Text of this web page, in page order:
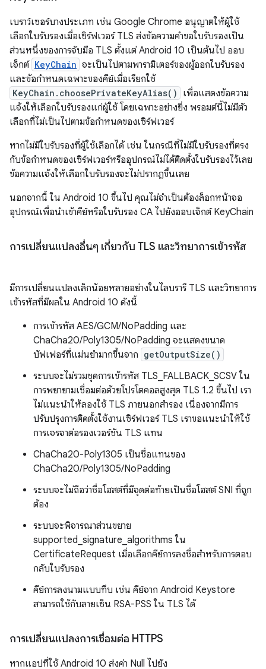
เบราว์เซอร์บางประเภท เช่น Google Chrome อนุญาตให้ผู้ใช้
เลือกใบรับรองเมื่อเซิร์ฟเวอร์ TLS ส่งข้อความคำขอใบรับรองเป็น
ส่วนหนึ่งของการจับมือ TLS ตั้งแต่ Android 10 เป็นต้นไป ออบ
เจ็กต์ KeyChain จะเป็นไปตามพารามิเตอร์ของผู้ออกใบรับรอง
และข้อกำหนดเฉพาะของคีย์เมื่อเรียกใช้
KeyChain.choosePrivateKeyAlias()
เพื่อแสดงข้อความ
แจ้งให้เลือกใบรับรองแก่ผู้ใช้ โดยเฉพาะอย่างยิ่ง พรอมต์นี้ไม่มีตัว
เลือกที่ไม่เป็นไปตามข้อกำหนดของเซิร์ฟเวอร์
หากไม่มีใบรับรองที่ผู้ใช้เลือกได้ เช่น ในกรณีที่ไม่มีใบรับรองที่ตรง
กับข้อกำหนดของเซิร์ฟเวอร์หรืออุปกรณ์ไม่ได้ติดตั้งใบรับรองไว้เลย
ข้อความแจ้งให้เลือกใบรับรองจะไม่ปรากฏขึ้นเลย
นอกจากนี้ ใน Android 10 ขึ้นไป คุณไม่จำเป็นต้องล็อกหน้าจอ
อุปกรณ์เพื่อนำเข้าคีย์หรือใบรับรอง CA ไปยังออบเจ็กต์ KeyChain
การเปลี่ยนแปลงอื่นๆ เกี่ยวกับ TLS และวิทยาการเข้ารหัส
มีการเปลี่ยนแปลงเล็กน้อยหลายอย่างในไลบรารี TLS และวิทยาการ
เข้ารหัสที่มีผลใน Android 10 ดังนี้
การเข้ารหัส AES/GCM/NoPadding และ
ChaCha20/Poly1305/NoPadding จะแสดงขนาด
บัฟเฟอร์ที่แม่นยำมากขึ้นจาก getOutputSize()
ระบบจะไม่รวมชุดการเข้ารหัส TLS_FALLBACK_SCSV ใน
การพยายามเชื่อมต่อด้วยโปรโตคอลสูงสุด TLS 1.2 ขึ้นไป เรา
ไม่แนะนำให้ลองใช้ TLS ภายนอกสำรอง เนื่องจากมีการ
ปรับปรุงการติดตั้งใช้งานเซิร์ฟเวอร์ TLS เราขอแนะนำให้ใช้
การเจรจาต่อรองเวอร์ชัน TLS แทน
ChaCha20-Poly1305 เป็นชื่อแทนของ
ChaCha20/Poly1305/NoPadding
ระบบจะไม่ถือว่าชื่อโฮสต์ที่มีจุดต่อท้ายเป็นชื่อโฮสต์ SNI ที่ถูก
ต้อง
ระบบจะพิจารณาส่วนขยาย
supported_signature_algorithms ใน
CertificateRequest เมื่อเลือกคีย์การลงชื่อสำหรับการตอบ
กลับใบรับรอง
คีย์การลงนามแบบทึบ เช่น คีย์จาก Android Keystore
สามารถใช้กับลายเซ็น RSA-PSS ใน TLS ได้
การเปลี่ยนแปลงการเชื่อมต่อ HTTPS
หากแอปที่ใช้ Android 10 ส่งค่า Null ไปยัง